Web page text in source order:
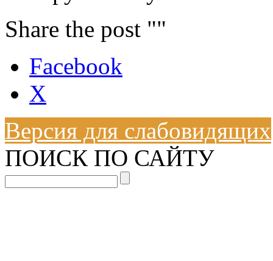
Share the post ""
Facebook
X
Версия для слабовидящих
ПОИСК ПО САЙТУ